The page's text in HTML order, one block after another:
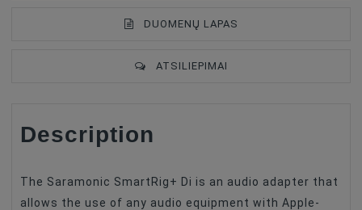
DUOMENŲ LAPAS
ATSILIEPIMAI
Accessories For Microphones
Description
The Saramonic SmartRig+ Di is an audio adapter that
allows the use of any audio equipment with Apple-